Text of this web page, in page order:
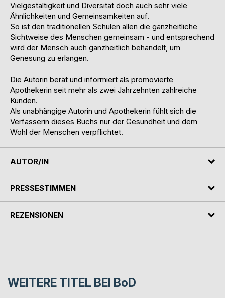
Vielgestaltigkeit und Diversität doch auch sehr viele
Ähnlichkeiten und Gemeinsamkeiten auf.
So ist den traditionellen Schulen allen die ganzheitliche
Sichtweise des Menschen gemeinsam - und entsprechend
wird der Mensch auch ganzheitlich behandelt, um
Genesung zu erlangen.
Die Autorin berät und informiert als promovierte
Apothekerin seit mehr als zwei Jahrzehnten zahlreiche
Kunden.
Als unabhängige Autorin und Apothekerin fühlt sich die
Verfasserin dieses Buchs nur der Gesundheit und dem
Wohl der Menschen verpflichtet.
AUTOR/IN
PRESSESTIMMEN
REZENSIONEN
WEITERE TITEL BEI BoD